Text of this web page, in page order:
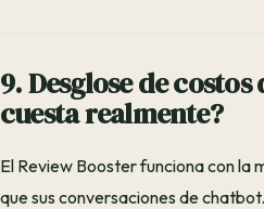
9. Desglose de
cuesta realmente?
El Review Booster funciona con la
que sus conversaciones de